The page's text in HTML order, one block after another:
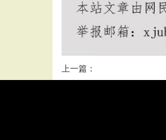
上一篇：